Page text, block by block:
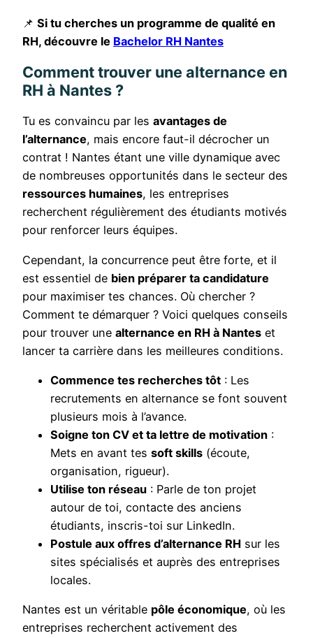
📌 Si tu cherches un programme de qualité en
RH, découvre le Bachelor RH Nantes
Comment trouver une alternance en
RH à Nantes ?
Tu es convaincu par les avantages de
l’alternance, mais encore faut-il décrocher un
contrat ! Nantes étant une ville dynamique avec
de nombreuses opportunités dans le secteur des
ressources humaines, les entreprises
recherchent régulièrement des étudiants motivés
pour renforcer leurs équipes.
Cependant, la concurrence peut être forte, et il
est essentiel de bien préparer ta candidature
pour maximiser tes chances. Où chercher ?
Comment te démarquer ? Voici quelques conseils
pour trouver une alternance en RH à Nantes et
lancer ta carrière dans les meilleures conditions.
Commence tes recherches tôt : Les
recrutements en alternance se font souvent
plusieurs mois à l’avance.
Soigne ton CV et ta lettre de motivation :
Mets en avant tes soft skills (écoute,
organisation, rigueur).
Utilise ton réseau : Parle de ton projet
autour de toi, contacte des anciens
étudiants, inscris-toi sur LinkedIn.
Postule aux offres d’alternance RH sur les
sites spécialisés et auprès des entreprises
locales.
Nantes est un véritable pôle économique, où les
entreprises recherchent activement des